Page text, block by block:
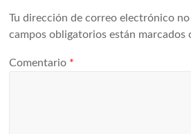
Tu dirección de correo electrónico
campos obligatorios están marcados
Comentario *